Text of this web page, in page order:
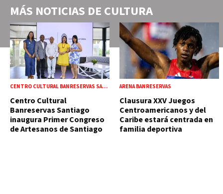
MÁS NOTICIAS DE CULTURA
CENTRO CULTURAL BANRESERVAS SANTIAGO
Centro Cultural
Banreservas Santiago
inaugura Primer Congreso
de Artesanos de Santiago
ARENA BANRESERVAS
Clausura XXV Juegos
Centroamericanos y del
Caribe estará centrada en
familia deportiva